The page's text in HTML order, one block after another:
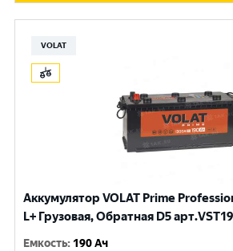
VOLAT
Аккумулятор VOLAT Prime
L+ Грузовая, Обратная D5
Емкость: 190 Ач